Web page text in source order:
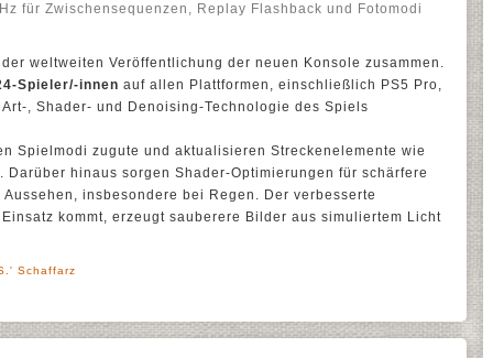
für Zwischensequenzen, Replay Flashback und Fotomodi
weltweiten Veröffentlichung der neuen Konsole zusammen.
Spieler/-innen auf allen Plattformen, einschließlich PS5 Pro,
, Shader- und Denoising-Technologie des Spiels
Spielmodi zugute und aktualisieren Streckenelemente wie
Darüber hinaus sorgen Shader-Optimierungen für schärfere
insbesondere bei Regen. Der verbesserte
kommt, erzeugt sauberere Bilder aus simuliertem Licht
Schaffarz